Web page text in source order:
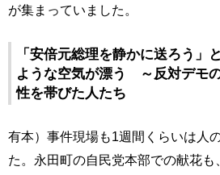
が集まっていました。
「安倍元総理を静かに送ろう」
ような空気が漂う ～反対デモ
性を帯びた人たち
有本）事件現場も1週間くらいは人
た。永田町の自民党本部での献花も